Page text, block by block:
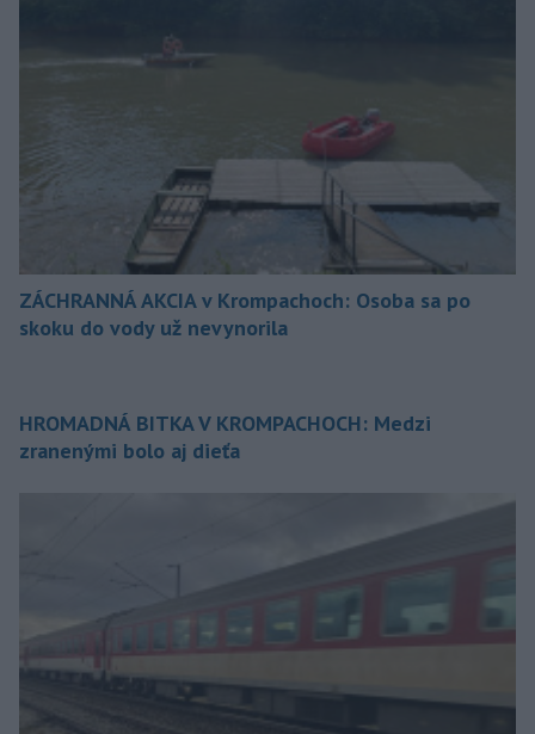
ZÁCHRANNÁ AKCIA v Krompachoch: Osoba sa po
skoku do vody už nevynorila
HROMADNÁ BITKA V KROMPACHOCH: Medzi
zranenými bolo aj dieťa